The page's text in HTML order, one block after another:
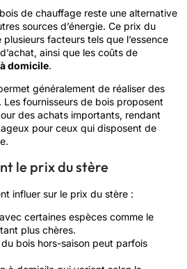
de chauffage reste une alternative
sources d’énergie. Ce prix du
facteurs tels que l’essence
ainsi que les coûts de
domicile.
généralement de réaliser des
fournisseurs de bois proposent
des achats importants, rendant
pour ceux qui disposent de
le prix du stère
influer sur le prix du stère :
certaines espèces comme le
plus chères.
bois hors-saison peut parfois